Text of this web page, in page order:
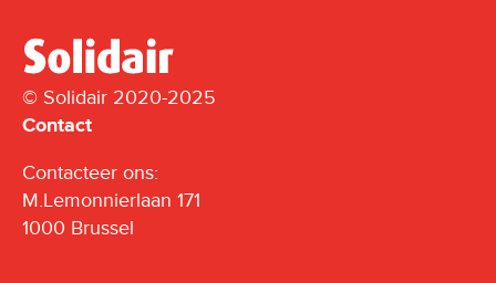
© Solidair 2020-2025
Contact
Contacteer ons:
M.Lemonnierlaan 171
1000 Brussel